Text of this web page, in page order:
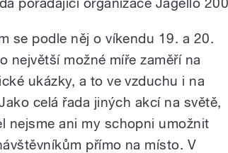
se podle něj o víkendu 19. a 20.
největší možné míře zaměří na
ukázky, a to ve vzduchu i na
celá řada jiných akcí na světě,
nejsme ani my schopni umožnit
přímo na místo. V